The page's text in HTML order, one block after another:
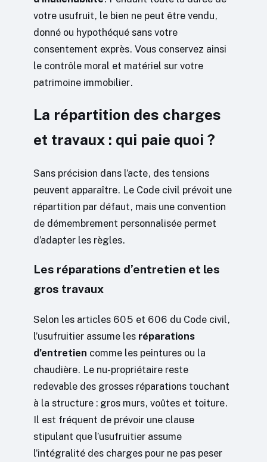
votre usufruit, le bien ne peut être vendu,
donné ou hypothéqué sans votre
consentement exprès. Vous conservez ainsi
le contrôle moral et matériel sur votre
patrimoine immobilier.
La répartition des charges
et travaux : qui paie quoi ?
Sans précision dans l’acte, des tensions
peuvent apparaître. Le Code civil prévoit une
répartition par défaut, mais une convention
de démembrement personnalisée permet
d’adapter les règles.
Les réparations d’entretien et les
gros travaux
Selon les articles 605 et 606 du Code civil,
l’usufruitier assume les réparations
d’entretien comme les peintures ou la
chaudière. Le nu-propriétaire reste
redevable des grosses réparations touchant
à la structure : gros murs, voûtes et toiture.
Il est fréquent de prévoir une clause
stipulant que l’usufruitier assume
l’intégralité des charges pour ne pas peser